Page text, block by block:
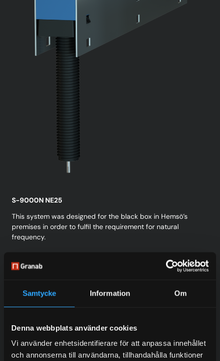
Samtycke Information Om
Denna webbplats använder cookies
Vi använder enhetsidentifierare för att anpassa innehållet
och annonserna till användarna, tillhandahålla funktioner
S-9000N NE25
This system was designed for the black box in Hemsö’s
premises in order to fulfil the requirement for natural
frequency.
took the time to explain in a good way how the Granab
Serneke and Granab also gets the highest marks. The
Granab system was for us a cost-effective solution
that also gets a passing grade from an environmental